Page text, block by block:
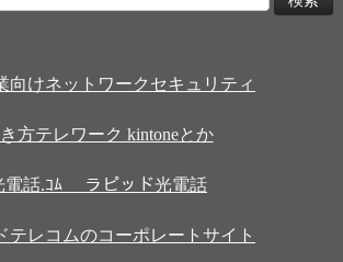
向けネットワークセキュリティ
方テレワーク kintoneとか
電話.ｺﾑ ラピッド光電話
テレコムのコーポレートサイト